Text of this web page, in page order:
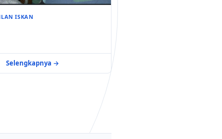
ISKAN
Selengkapnya →